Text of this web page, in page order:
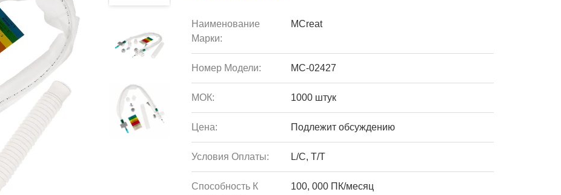
Наименование
Марки:
MCreat
Номер Модели: MC-02427
МОК: 1000 штук
Цена: Подлежит обсуждению
Условия Оплаты: L/C, T/T
Способность К
100, 000 ПК/месяц